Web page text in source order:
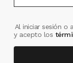
Al iniciar sesión o
y acepto los